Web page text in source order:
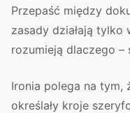
Przepaść między
zasady działają
rozumieją dlaczego –
Ironia polega na tym,
określały kroje